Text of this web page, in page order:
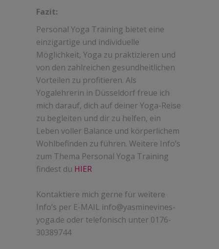
Fazit:
Personal Yoga Training bietet eine
einzigartige und individuelle
Möglichkeit, Yoga zu praktizieren und
von den zahlreichen gesundheitlichen
Vorteilen zu profitieren. Als
Yogalehrerin in Düsseldorf freue ich
mich darauf, dich auf deiner Yoga-Reise
zu begleiten und dir zu helfen, ein
Leben voller Balance und körperlichem
Wohlbefinden zu führen. Weitere Info’s
zum Thema Personal Yoga Training
findest du HIER
Kontaktiere mich gerne für weitere
Info’s per E-MAIL info@yasminevines-
yoga.de oder telefonisch unter 0176-
30389744